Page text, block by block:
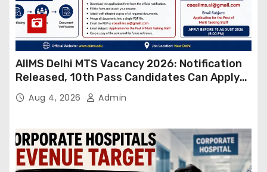
AIIMS Delhi MTS Vacancy 2026: Notification
Released, 10th Pass Candidates Can Apply
Through Email
Aug 4, 2026 Admin